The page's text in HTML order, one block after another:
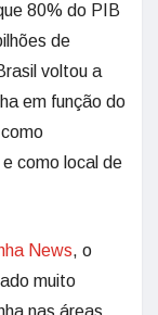
80% do PIB
de
voltou a
em função do
como local de
News, o
muito
nas áreas